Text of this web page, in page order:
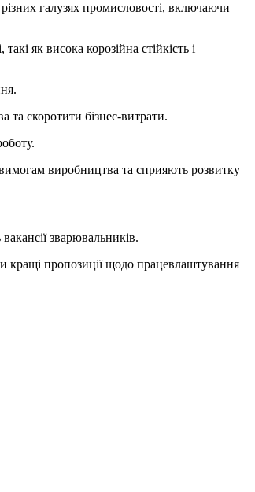
галузях промисловості, включаючи
як висока корозійна стійкість і
скоротити бізнес-витрати.
виробництва та сприяють розвитку
зварювальників.
кращі пропозиції щодо працевлаштування